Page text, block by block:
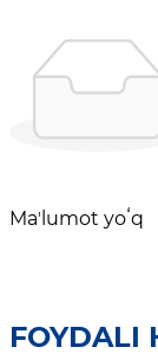
Maʼlumot yoʻq
FOYDALI